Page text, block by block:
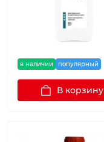
в наличии популярный
В корзину